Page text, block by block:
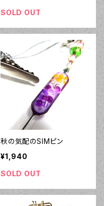
SOLD OUT
秋の気配のSIMピン
¥1,940
SOLD OUT